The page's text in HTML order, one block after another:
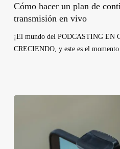
Cómo hacer un plan de
transmisión en vivo
¡El mundo del PODCASTING EN
CRECIENDO, y este es el